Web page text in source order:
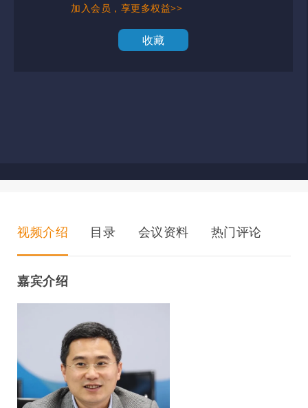
加入会员，享更多权益>>
收藏
视频介绍 目录 会议资料 热门评论
嘉宾介绍